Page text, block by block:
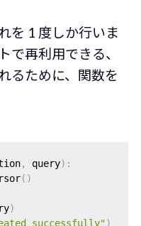
を 1 度しか行いま
で再利用できる、
るために、関数を
, query) :
( )
)
successfully")